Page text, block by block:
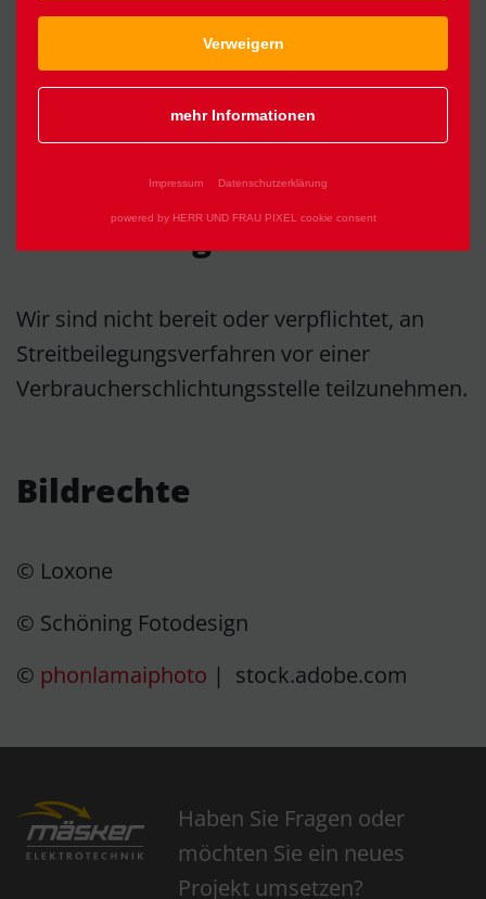
Unsere E-Mail-Adresse finden Sie oben im
beilegung/Universal­­
schlichtungs­­stelle
Wir sind nicht bereit oder verpflichtet, an
Streitbeilegungsverfahren vor einer
Verbraucherschlichtungsstelle teilzunehmen.
Bildrechte
© Loxone
© Schöning Fotodesign
© phonlamaiphoto | stock.adobe.com
Haben Sie Fragen oder
möchten Sie ein neues
Projekt umsetzen?
Verweigern
mehr Informationen
Impressum Datenschutzerklärung
powered by HERR UND FRAU PIXEL cookie consent